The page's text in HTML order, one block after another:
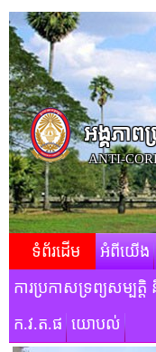
អង្គភា
ANTI-
ទំព័រដើម អំពីយើង
ការប្រកាសទ្រព្យសម្ប
ក.វ.ត.ផ យោបល់